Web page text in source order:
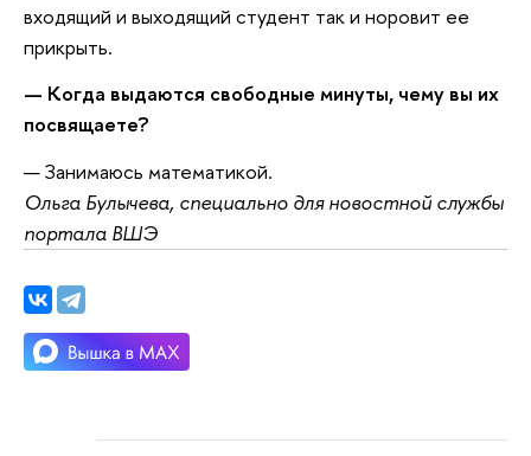
входящий и выходящий студент так и норовит ее
прикрыть.
— Когда выдаются свободные минуты, чему вы их
посвящаете?
— Занимаюсь математикой.
Ольга Булычева, специально для новостной службы
портала ВШЭ